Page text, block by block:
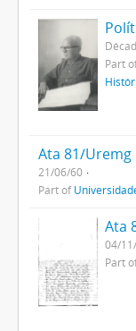
Part
Ata 81/Uremg
21/06/60
Part of
Ata
04/
Part